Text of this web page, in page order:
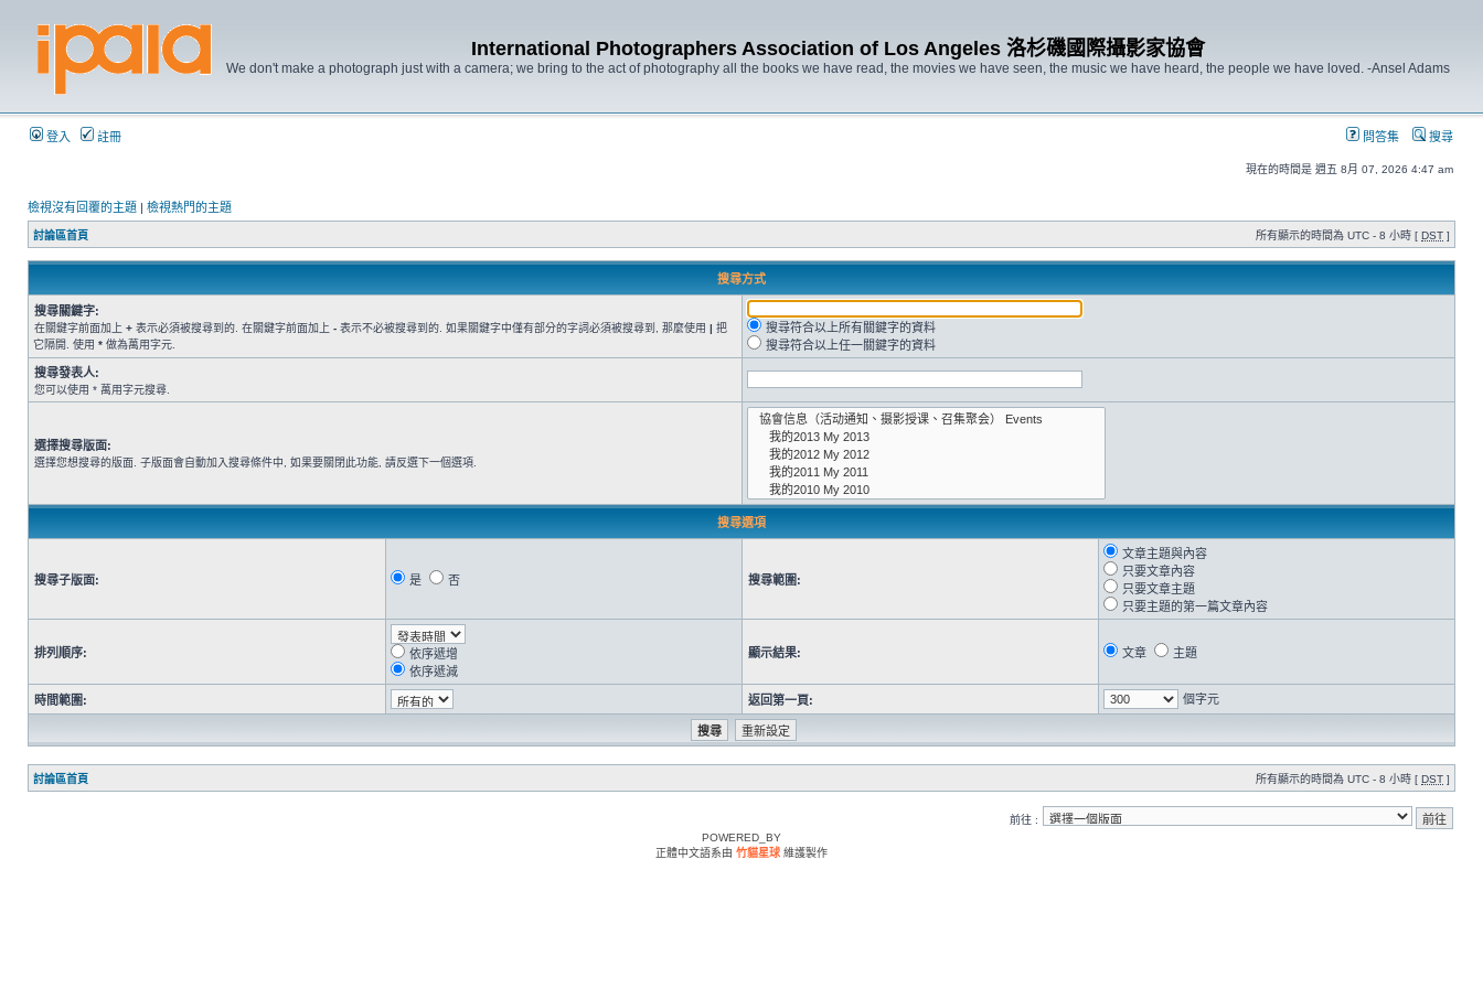
International Photographers Association of Los Angeles 洛杉磯國際攝影家協會
We don't make a photograph just with a camera; we bring to the act of photography all the books we have read, the movies we have seen, the music we have heard, the people we have loved. -Ansel Adams
登入 註冊 問答集 搜尋
現在的時間是 週五 8月 07, 2026 4:47 am
檢視沒有回覆的主題 | 檢視熱門的主題
討論區首頁 所有顯示的時間為 UTC - 8 小時 [ DST ]
搜尋方式
搜尋關鍵字:
在關鍵字前面加上 + 表示必須被搜尋到的. 在關鍵字前面加上 - 表示不必被搜尋到的. 如果關鍵字中僅有部分的字詞必須被搜尋到, 那麼使用 | 把
它隔開. 使用 * 做為萬用字元.
搜尋符合以上所有關鍵字的資料
搜尋符合以上任一關鍵字的資料
搜尋發表人:
您可以使用 * 萬用字元搜尋.
選擇搜尋版面:
選擇您想搜尋的版面. 子版面會自動加入搜尋條件中, 如果要關閉此功能, 請反選下一個選項.
搜尋選項
搜尋子版面: 是 否 搜尋範圍:
文章主題與內容
只要文章內容
只要文章主題
只要主題的第一篇文章內容
排列順序:
依序遞增
依序遞減
顯示結果: 文章 主題
時間範圍: 返回第一頁: 個字元
討論區首頁 所有顯示的時間為 UTC - 8 小時 [ DST ]
前往 :
POWERED_BY
正體中文語系由 竹貓星球 維護製作